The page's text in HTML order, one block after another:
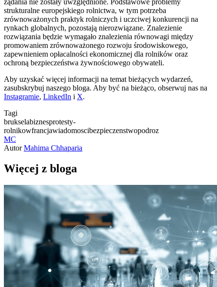
żądania nie zostały uwzględnione. Podstawowe problemy
strukturalne europejskiego rolnictwa, w tym potrzeba
zrównoważonych praktyk rolniczych i uczciwej konkurencji na
rynkach globalnych, pozostają nierozwiązane. Znalezienie
rozwiązania będzie wymagało znalezienia równowagi między
promowaniem zrównoważonego rozwoju środowiskowego,
zapewnieniem opłacalności ekonomicznej dla rolników oraz
ochroną bezpieczeństwa żywnościowego obywateli.
Aby uzyskać więcej informacji na temat bieżących wydarzeń,
zasubskrybuj naszego bloga. Aby być na bieżąco, obserwuj nas na
Instagramie, LinkedIn i X.
Tagi
brukselabiznesprotesty-
rolnikowfrancjawiadomoscibezpieczenstwopodroz
MC
Autor Mahima Chhaparia
Więcej z bloga